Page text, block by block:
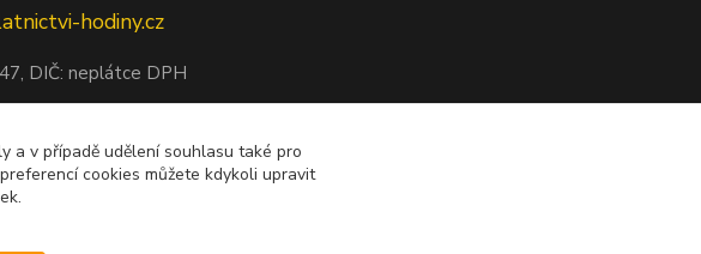
hodiny.cz
, DIČ: neplátce DPH
a v případě udělení souhlasu také pro
cookies můžete kdykoli upravit